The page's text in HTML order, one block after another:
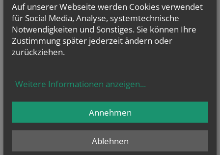
Auf unserer Webseite werden Cookies verwendet
für Social Media, Analyse, systemtechnische
Notwendigkeiten und Sonstiges. Sie können Ihre
Zustimmung später jederzeit ändern oder
zurückziehen.
Weitere Informationen anzeigen...
Ablehnen
Annehmen